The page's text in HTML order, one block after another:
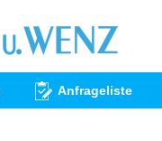
Anfrageliste